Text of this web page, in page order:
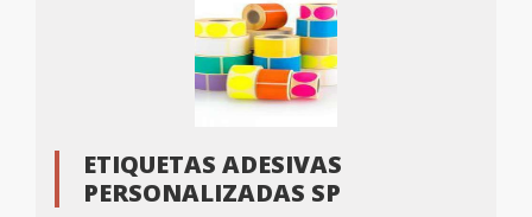
ETIQUETAS ADESIVAS
PERSONALIZADAS SP